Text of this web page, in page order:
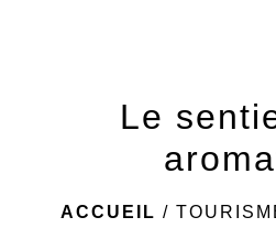
Le
ACCUEIL /